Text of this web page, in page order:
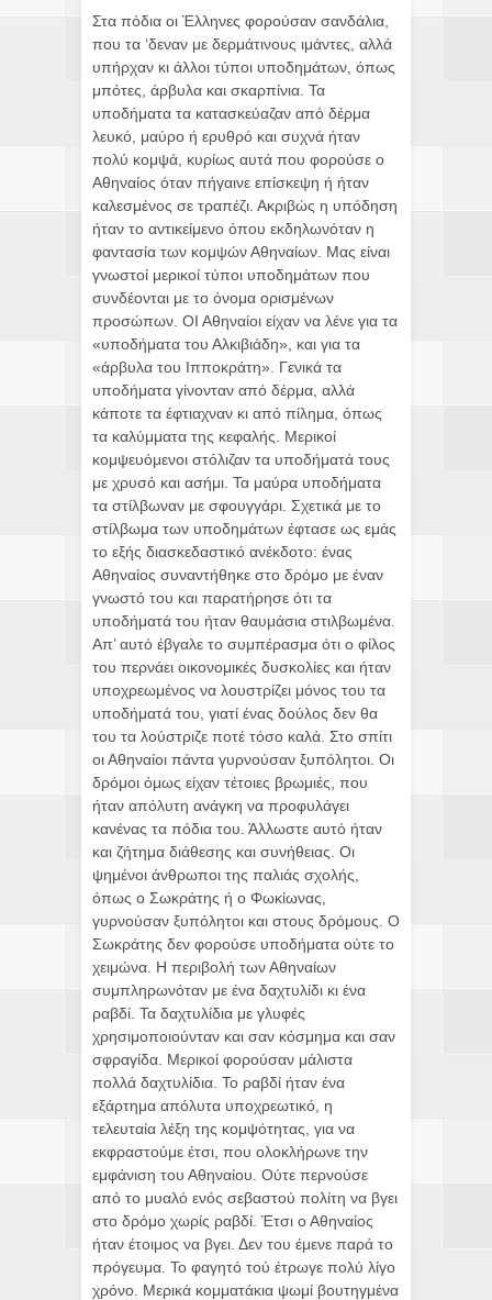
Στα πόδια οι Έλληνες φορούσαν σανδάλια,
που τα ‘δεναν με δερμάτινους ιμάντες, αλλά
υπήρχαν κι άλλοι τύποι υποδημάτων, όπως
μπότες, άρβυλα και σκαρπίνια. Τα
υποδήματα τα κατασκεύαζαν από δέρμα
λευκό, μαύρο ή ερυθρό και συχνά ήταν
πολύ κομψά, κυρίως αυτά που φορούσε ο
Αθηναίος όταν πήγαινε επίσκεψη ή ήταν
καλεσμένος σε τραπέζι. Ακριβώς η υπόδηση
ήταν το αντικείμενο όπου εκδηλωνόταν η
φαντασία των κομψών Αθηναίων. Μας είναι
γνωστοί μερικοί τύποι υποδημάτων που
συνδέονται με το όνομα ορισμένων
προσώπων. ΟΙ Αθηναίοι είχαν να λένε για τα
«υποδήματα του Αλκιβιάδη», και για τα
«άρβυλα του Ιπποκράτη». Γενικά τα
υποδήματα γίνονταν από δέρμα, αλλά
κάποτε τα έφτιαχναν κι από πίλημα, όπως
τα καλύμματα της κεφαλής. Μερικοί
κομψευόμενοι στόλιζαν τα υποδήματά τους
με χρυσό και ασήμι. Τα μαύρα υποδήματα
τα στίλβωναν με σφουγγάρι. Σχετικά με το
στίλβωμα των υποδημάτων έφτασε ως εμάς
το εξής διασκεδαστικό ανέκδοτο: ένας
Αθηναίος συναντήθηκε στο δρόμο με έναν
γνωστό του και παρατήρησε ότι τα
υποδήματά του ήταν θαυμάσια στιλβωμένα.
Απ’ αυτό έβγαλε το συμπέρασμα ότι ο φίλος
του περνάει οικονομικές δυσκολίες και ήταν
υποχρεωμένος να λουστρίζει μόνος του τα
υποδήματά του, γιατί ένας δούλος δεν θα
του τα λούστριζε ποτέ τόσο καλά. Στο σπίτι
οι Αθηναίοι πάντα γυρνούσαν ξυπόλητοι. Οι
δρόμοι όμως είχαν τέτοιες βρωμιές, που
ήταν απόλυτη ανάγκη να προφυλάγει
κανένας τα πόδια του. Άλλωστε αυτό ήταν
και ζήτημα διάθεσης και συνήθειας. Οι
ψημένοι άνθρωποι της παλιάς σχολής,
όπως ο Σωκράτης ή ο Φωκίωνας,
γυρνούσαν ξυπόλητοι και στους δρόμους. Ο
Σωκράτης δεν φορούσε υποδήματα ούτε το
χειμώνα. Η περιβολή των Αθηναίων
συμπληρωνόταν με ένα δαχτυλίδι κι ένα
ραβδί. Τα δαχτυλίδια με γλυφές
χρησιμοποιούνταν και σαν κόσμημα και σαν
σφραγίδα. Μερικοί φορούσαν μάλιστα
πολλά δαχτυλίδια. Το ραβδί ήταν ένα
εξάρτημα απόλυτα υποχρεωτικό, η
τελευταία λέξη της κομψότητας, για να
εκφραστούμε έτσι, που ολοκλήρωνε την
εμφάνιση του Αθηναίου. Ούτε περνούσε
από το μυαλό ενός σεβαστού πολίτη να βγει
στο δρόμο χωρίς ραβδί. Έτσι ο Αθηναίος
ήταν έτοιμος να βγει. Δεν του έμενε παρά το
πρόγευμα. Το φαγητό τού έτρωγε πολύ λίγο
χρόνο. Μερικά κομματάκια ψωμί βουτηγμένα